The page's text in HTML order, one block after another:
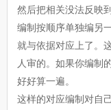
然后把相关没法反映
编制按顺序单独编另
就与依据对应上了。
人审的。如果你编制
好好算一遍。
这样的对应编制对自